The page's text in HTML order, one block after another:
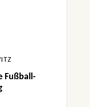
Fußball-